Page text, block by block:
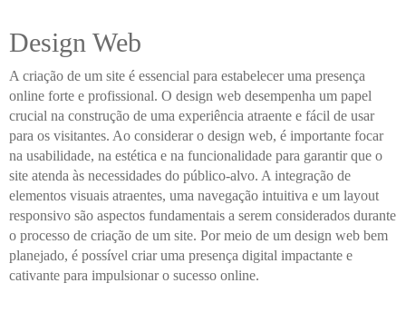
Design Web
A criação de um site é essencial para estabelecer uma presença
online forte e profissional. O design web desempenha um papel
crucial na construção de uma experiência atraente e fácil de usar
para os visitantes. Ao considerar o design web, é importante focar
na usabilidade, na estética e na funcionalidade para garantir que o
site atenda às necessidades do público-alvo. A integração de
elementos visuais atraentes, uma navegação intuitiva e um layout
responsivo são aspectos fundamentais a serem considerados durante
o processo de criação de um site. Por meio de um design web bem
planejado, é possível criar uma presença digital impactante e
cativante para impulsionar o sucesso online.